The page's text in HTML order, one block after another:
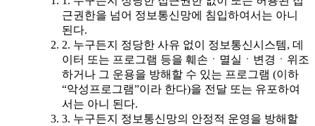
근권한을 넘어 정보통신망에 침입하여서는 아니
된다.
2. 누구든지 정당한 사유 없이 정보통신시스템, 데
이터 또는 프로그램 등을 훼손ㆍ멸실ㆍ변경ㆍ위조
하거나 그 운용을 방해할 수 있는 프로그램 (이하
“악성프로그램”이라 한다)을 전달 또는 유포하여
서는 아니 된다.
3. 누구든지 정보통신망의 안정적 운영을 방해할